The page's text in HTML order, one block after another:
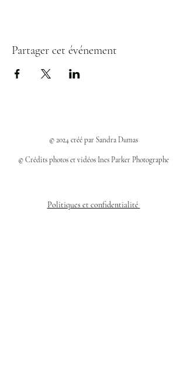
Partager cet événement
© 2024 créé par Sandra Dumas
© Crédits photos et vidéos Ines Parker Photographe
Politiques et confidentialité